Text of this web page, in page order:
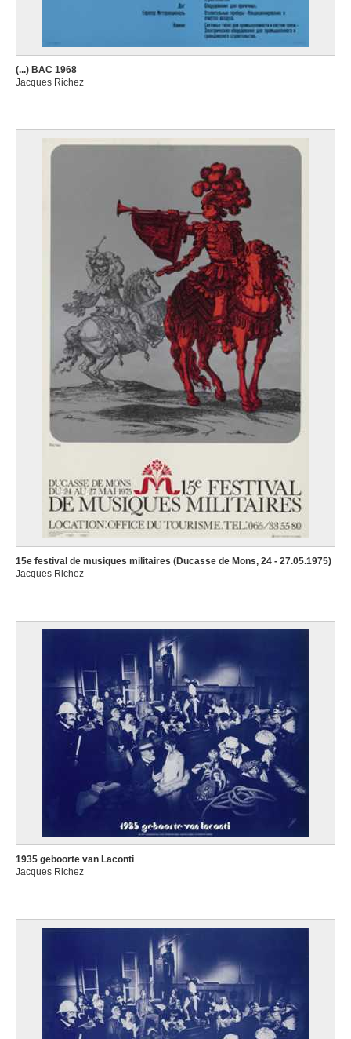
(...) BAC 1968
Jacques Richez
15e festival de musiques militaires (Ducasse de Mons, 24 - 27.05.1975)
Jacques Richez
1935 geboorte van Laconti
Jacques Richez